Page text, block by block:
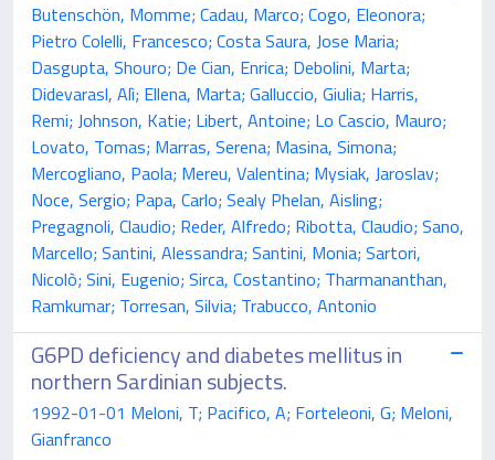
Butenschön, Momme; Cadau, Marco; Cogo, Eleonora;
Pietro Colelli, Francesco; Costa Saura, Jose Maria;
Dasgupta, Shouro; De Cian, Enrica; Debolini, Marta;
Didevarasl, Alì; Ellena, Marta; Galluccio, Giulia; Harris,
Remi; Johnson, Katie; Libert, Antoine; Lo Cascio, Mauro;
Lovato, Tomas; Marras, Serena; Masina, Simona;
Mercogliano, Paola; Mereu, Valentina; Mysiak, Jaroslav;
Noce, Sergio; Papa, Carlo; Sealy Phelan, Aisling;
Pregagnoli, Claudio; Reder, Alfredo; Ribotta, Claudio; Sano,
Marcello; Santini, Alessandra; Santini, Monia; Sartori,
Nicolò; Sini, Eugenio; Sirca, Costantino; Tharmananthan,
Ramkumar; Torresan, Silvia; Trabucco, Antonio
G6PD deficiency and diabetes mellitus in
northern Sardinian subjects.
1992-01-01 Meloni, T; Pacifico, A; Forteleoni, G; Meloni,
Gianfranco